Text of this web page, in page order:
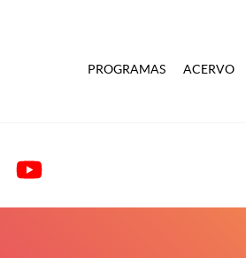
PROGRAMAS ACERVO